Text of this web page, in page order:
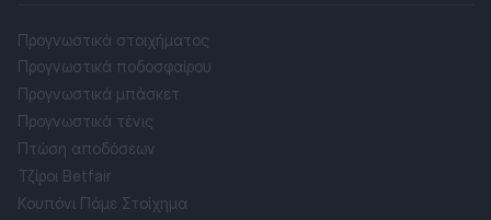
Προγνωστικά στοιχήματος
Προγνωστικά ποδοσφαίρου
Προγνωστικά μπάσκετ
Προγνωστικά τένις
Πτώση αποδόσεων
Τζίροι Betfair
Κουπόνι Πάμε Στοίχημα